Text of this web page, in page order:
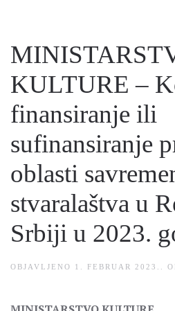
KULTURE –
finansiranje ili
sufinansiranje
oblasti
stvaralaštva u
Srbiji u 2023.
OBJAVLJENO 1. FEBRUAR 2023. .